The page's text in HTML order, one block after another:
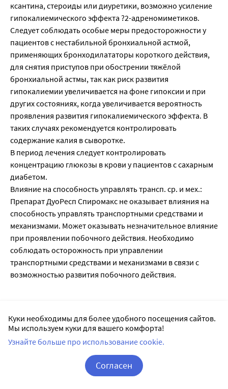
ксантина, стероиды или диуретики, возможно усиление
гипокалиемического эффекта ?2-адреномиметиков.
Следует соблюдать особые меры предосторожности у
пациентов с нестабильной бронхиальной астмой,
применяющих бронходилататоры короткого действия,
для снятия приступов при обострении тяжёлой
бронхиальной астмы, так как риск развития
гипокалиемии увеличивается на фоне гипоксии и при
других состояниях, когда увеличивается вероятность
проявления развития гипокалиемического эффекта. В
таких случаях рекомендуется контролировать
содержание калия в сыворотке.
В период лечения следует контролировать
концентрацию глюкозы в крови у пациентов с сахарным
диабетом.
Влияние на способность управлять трансп. ср. и мех.:
Препарат ДуоРесп Спиромакс не оказывает влияния на
способность управлять транспортными средствами и
механизмами. Может оказывать незначительное влияние
при проявлении побочного действия. Необходимо
соблюдать осторожность при управлении
транспортными средствами и механизмами в связи с
возможностью развития побочного действия.
Приём 200 мг кетоконазола один раз в день повышает
концентрацию в плазме перорального будесонида
(разовая доза 3 мг) при их совместном назначении, в
среднем, в 6 раз. При назначении кетоконазола через 12
часов после приема будесонида, концентрация в плазме
Куки необходимы для более удобного посещения сайтов.
Мы используем куки для вашего комфорта!
Узнайте больше про использование cookie.
Согласен